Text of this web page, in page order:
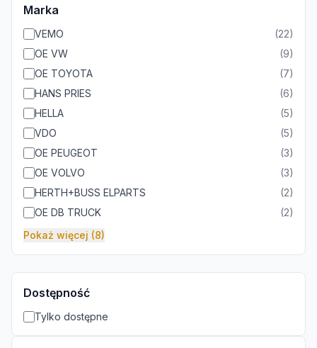
Marka
VEMO (22)
OE VW
(9)
OE TOYOTA
(7)
HANS PRIES
(6)
HELLA
(5)
VDO
(5)
OE PEUGEOT
(3)
OE VOLVO
(3)
HERTH+BUSS ELPARTS
(2)
OE DB TRUCK
(2)
Pokaż więcej (8)
Dostępność
Tylko dostępne